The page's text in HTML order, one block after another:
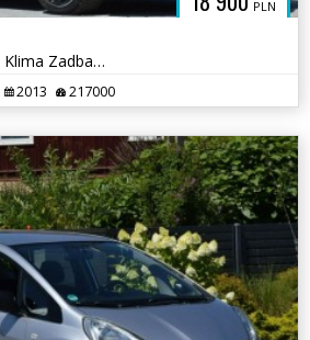
PLN
1.2B Monte Carlo Navi Klima Zadbany Sprowadzony Opłacony
2013 217000